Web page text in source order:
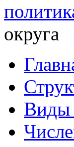
округа
Виды